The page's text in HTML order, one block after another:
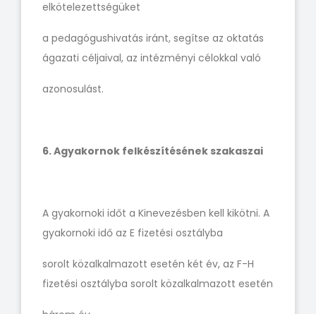
elkötelezettségüket
a pedagógushivatás iránt, segítse az oktatás
ágazati céljaival, az intézményi célokkal való
azonosulást.
6. Agyakornok felkészítésének szakaszai
A gyakornoki időt a Kinevezésben kell kikötni. A
gyakornoki idő az E fizetési osztályba
sorolt közalkalmazott esetén két év, az F-H
fizetési osztályba sorolt közalkalmazott esetén